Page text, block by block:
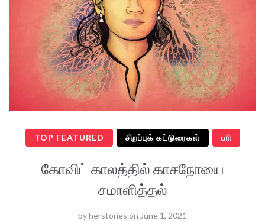
TOP FEATURED சிறப்புக் கட்டுரைகள் பரி
கோவிட் காலத்தில் காசநோயை
சமாளித்தல்
byherstories on June 1, 2021